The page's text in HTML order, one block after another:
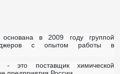
основана в 2009 году группой
с опытом работы в
- это поставщик химической